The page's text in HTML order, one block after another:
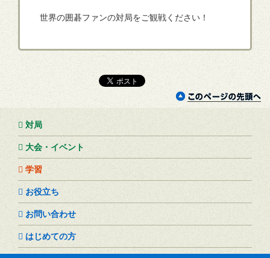
世界の囲碁ファンの対局をご観戦ください！
対局
大会・イベント
学習
お役立ち
お問い合わせ
はじめての方